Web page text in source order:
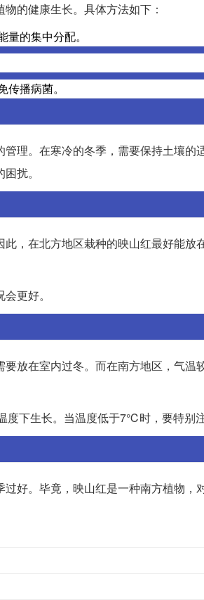
的健康生长。具体方法如下：
的集中分配。
播病菌。
理。在寒冷的冬季，需要保持土壤的
扰。
，在北方地区栽种的映山红最好能
更好。
放在室内过冬。而在南方地区，气温
下生长。当温度低于7℃时，要特别注
好。毕竟，映山红是一种南方植物，